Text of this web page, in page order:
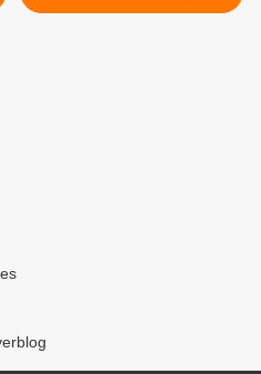
"ANCIENNE LIGNE LGV"